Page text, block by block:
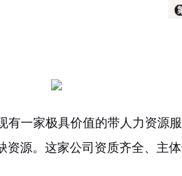
有一家极具价值的带人力资源
源。这家公司资质齐全、主